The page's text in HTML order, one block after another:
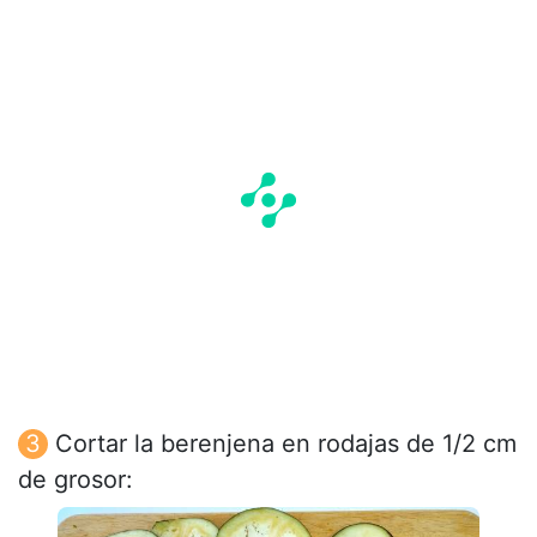
Cortar la berenjena en rodajas de 1/2 cm
de grosor: